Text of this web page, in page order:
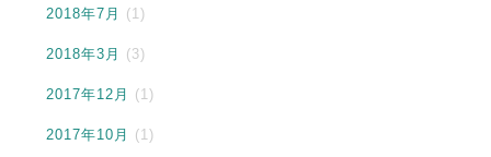
2018年7月 (1)
2018年3月 (3)
2017年12月 (1)
2017年10月 (1)